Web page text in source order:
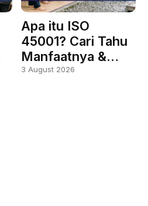
Apa itu ISO
45001? Cari Tahu
Manfaatnya &…
3 August 2026